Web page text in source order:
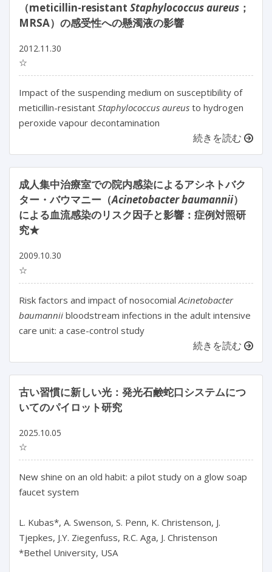
（meticillin-resistant Staphylococcus aureus ；
MRSA）の感受性への懸濁液の影響
2012.11.30
☆
Impact of the suspending medium on susceptibility of
meticillin-resistant Staphylococcus aureus to hydrogen
peroxide vapour decontamination
続きを読む
成人集中治療室での院内感染によるアシネトバク
ター・バウマニー（Acinetobacter baumannii）
による血流感染のリスク因子と影響：症例対照研
究★
2009.10.30
☆
Risk factors and impact of nosocomial Acinetobacter
baumannii bloodstream infections in the adult intensive
care unit: a case-control study
続きを読む
古い習慣に新しい光：発光石鹸蛇口システムにつ
いてのパイロット研究
2025.10.05
☆
New shine on an old habit: a pilot study on a glow soap
faucet system
L. Kubas*, A. Swenson, S. Penn, K. Christenson, J.
Tjepkes, J.Y. Ziegenfuss, R.C. Aga, J. Christenson
*Bethel University, USA